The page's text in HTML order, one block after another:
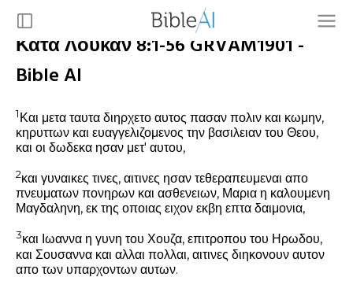
Κατά Λουκάν 8:1-56 GRVAM1901 -
Bible AI
1Και μετα ταυτα διηρχετο αυτος πασαν πολιν και κωμην,
κηρυττων και ευαγγελιζομενος την βασιλειαν του Θεου,
και οι δωδεκα ησαν μετ' αυτου,
2και γυναικες τινες, αιτινες ησαν τεθεραπευμεναι απο
πνευματων πονηρων και ασθενειων, Μαρια η καλουμενη
Μαγδαληνη, εκ της οποιας ειχον εκβη επτα δαιμονια,
3και Ιωαννα η γυνη του Χουζα, επιτροπου του Ηρωδου,
και Σουσαννα και αλλαι πολλαι, αιτινες διηκονουν αυτον
απο των υπαρχοντων αυτων.